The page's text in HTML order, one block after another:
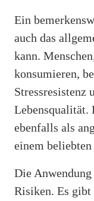
Ein
auch das
kann.
konsumieren,
Stressresistenz
Lebensqualität.
ebenfalls als
einem
Die
Risiken. Es